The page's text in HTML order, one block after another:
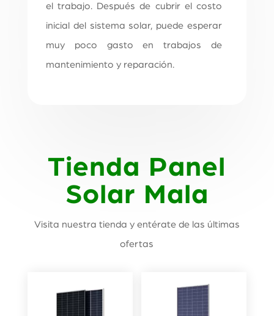
el trabajo. Después de cubrir el costo
inicial del sistema solar, puede esperar
muy poco gasto en trabajos de
mantenimiento y reparación.
Tienda Panel
Solar Mala
Visita nuestra tienda y entérate de las últimas
ofertas